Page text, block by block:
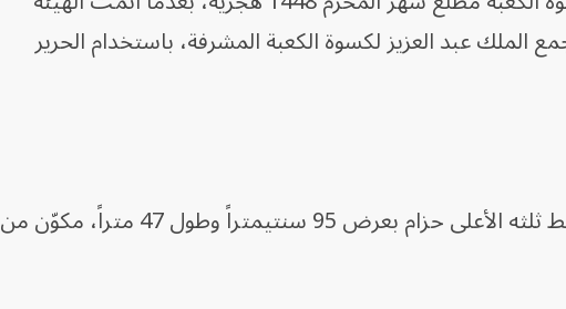
الملك عبد العزيز لكسوة الكعبة المشرفة، باستخدام الحرير
ويبلغ ارتفاع ثوب الكعبة 14 متراً، ويتوسط ثلثه الأعلى حزام بعرض 95 سنتيمتراً وطول 47 متراً، مكوّن من